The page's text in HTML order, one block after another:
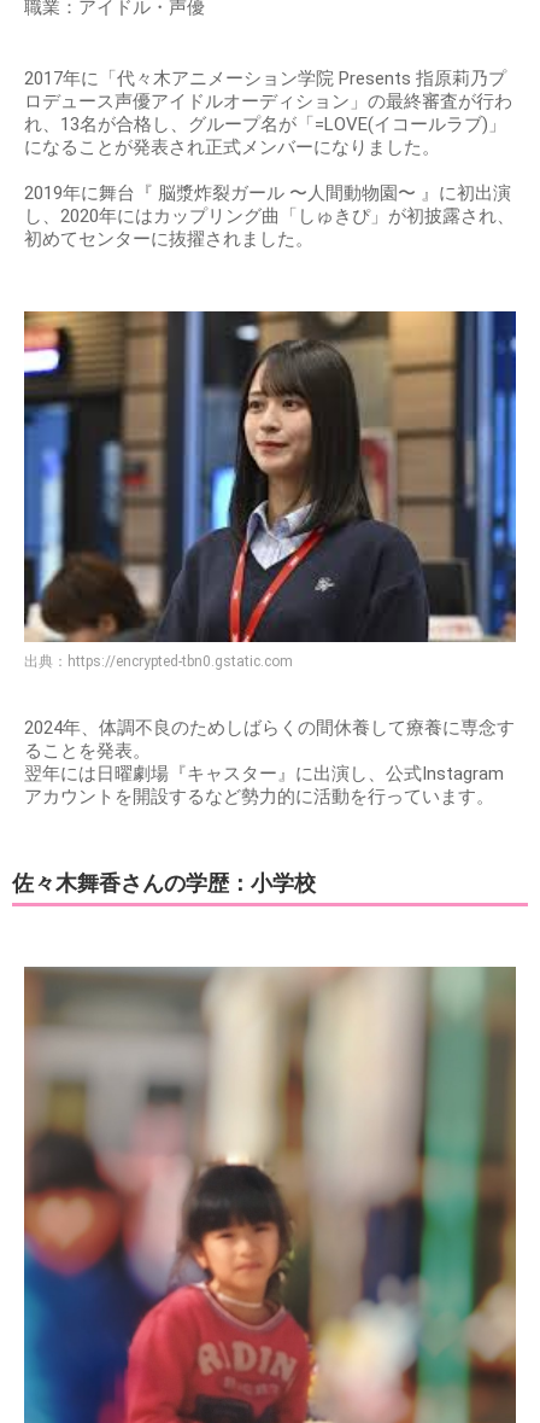
職業：アイドル・声優
2017年に「代々木アニメーション学院 Presents 指原莉乃プ
ロデュース声優アイドルオーディション」の最終審査が行わ
れ、13名が合格し、グループ名が「=LOVE(イコールラブ)」
になることが発表され正式メンバーになりました。
2019年に舞台『 脳漿炸裂ガール 〜人間動物園〜 』に初出演
し、2020年にはカップリング曲「しゅきぴ」が初披露され、
初めてセンターに抜擢されました。
出典： https://encrypted-tbn0.gstatic.com
2024年、体調不良のためしばらくの間休養して療養に専念す
ることを発表。
翌年には日曜劇場『キャスター』に出演し、公式Instagram
アカウントを開設するなど勢力的に活動を行っています。
佐々木舞香さんの学歴：小学校